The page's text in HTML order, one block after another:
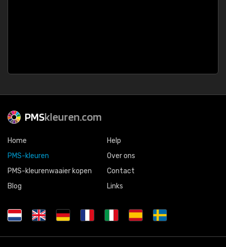
PMSkleuren.com
Home
PMS-kleuren
PMS-kleurenwaaier kopen
Blog
Help
Over ons
Contact
Links